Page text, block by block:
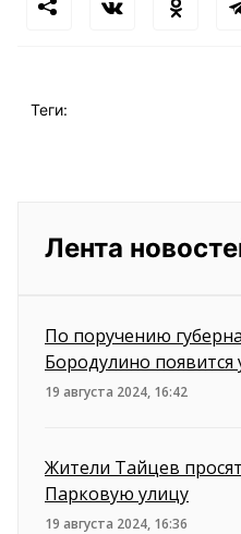
Теги:
Лента
По поручению
Бородулино
19 августа 2024, 16:42
Жители Тайцев
Парковую улицу
19 августа 2024, 16:36